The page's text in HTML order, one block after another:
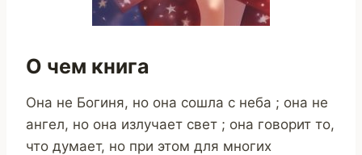
О чем книга
Она не Богиня, но она сошла с неба ; она не
ангел, но она излучает свет ; она говорит то,
что думает, но при этом для многих